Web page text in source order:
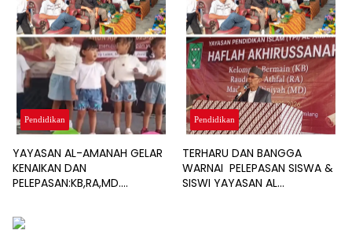
Pendidikan
YAYASAN AL-AMANAH GELAR
KENAIKAN DAN
PELEPASAN:KB,RA,MD.
PENDIDIKAN ANAK USIA DINI
Pendidikan
TERHARU DAN BANGGA
WARNAI PELEPASAN SISWA &
SISWI YAYASAN AL